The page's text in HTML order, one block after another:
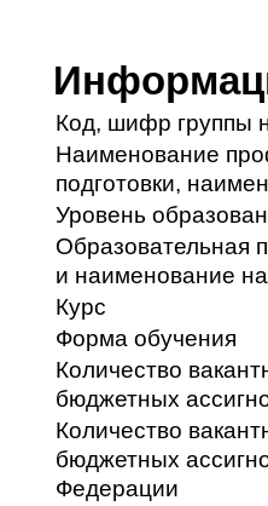
Код, шифр группы
Наименование
подготовки,
Уровень
Образовательная
и наименование
Курс
Форма обучения
Количество
бюджетных
Количество
бюджетных
Федерации